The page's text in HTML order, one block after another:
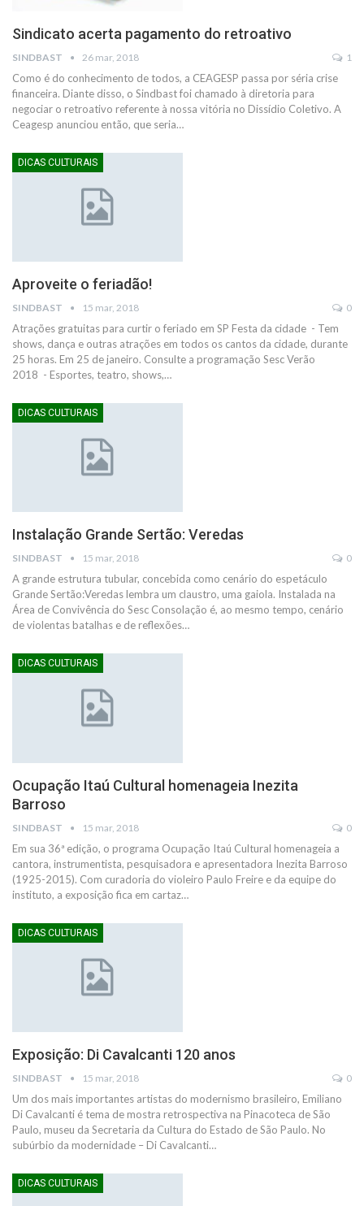
Sindicato acerta pagamento do retroativo
SINDBAST 26 mar, 2018 1
Como é do conhecimento de todos, a CEAGESP passa por séria crise
financeira. Diante disso, o Sindbast foi chamado à diretoria para
negociar o retroativo referente à nossa vitória no Dissídio Coletivo. A
Ceagesp anunciou então, que seria…
DICAS CULTURAIS
Aproveite o feriadão!
SINDBAST 15 mar, 2018 0
Atrações gratuitas para curtir o feriado em SP Festa da cidade - Tem
shows, dança e outras atrações em todos os cantos da cidade, durante
25 horas. Em 25 de janeiro. Consulte a programação Sesc Verão
2018 - Esportes, teatro, shows,…
DICAS CULTURAIS
Instalação Grande Sertão: Veredas
SINDBAST 15 mar, 2018 0
A grande estrutura tubular, concebida como cenário do espetáculo
Grande Sertão:Veredas lembra um claustro, uma gaiola. Instalada na
Área de Convivência do Sesc Consolação é, ao mesmo tempo, cenário
de violentas batalhas e de reflexões…
DICAS CULTURAIS
Ocupação Itaú Cultural homenageia Inezita
Barroso
SINDBAST 15 mar, 2018 0
Em sua 36ª edição, o programa Ocupação Itaú Cultural homenageia a
cantora, instrumentista, pesquisadora e apresentadora Inezita Barroso
(1925-2015). Com curadoria do violeiro Paulo Freire e da equipe do
instituto, a exposição fica em cartaz…
DICAS CULTURAIS
Exposição: Di Cavalcanti 120 anos
SINDBAST 15 mar, 2018 0
Um dos mais importantes artistas do modernismo brasileiro, Emiliano
Di Cavalcanti é tema de mostra retrospectiva na Pinacoteca de São
Paulo, museu da Secretaria da Cultura do Estado de São Paulo. No
subúrbio da modernidade – Di Cavalcanti…
DICAS CULTURAIS